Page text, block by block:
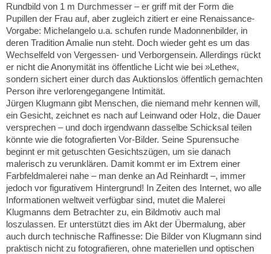
Rundbild von 1 m Durchmesser – er griff mit der Form die
Pupillen der Frau auf, aber zugleich zitiert er eine Renaissance-
Vorgabe: Michelangelo u.a. schufen runde Madonnenbilder, in
deren Tradition Amalie nun steht. Doch wieder geht es um das
Wechselfeld von Vergessen- und Verborgensein. Allerdings rückt
er nicht die Anonymität ins öffentliche Licht wie bei »Lethe«,
sondern sichert einer durch das Auktionslos öffentlich gemachten
Person ihre verlorengegangene Intimität.
Jürgen Klugmann gibt Menschen, die niemand mehr kennen will,
ein Gesicht, zeichnet es nach auf Leinwand oder Holz, die Dauer
versprechen – und doch irgendwann dasselbe Schicksal teilen
könnte wie die fotografierten Vor-Bilder. Seine Spurensuche
beginnt er mit getuschten Gesichtszügen, um sie danach
malerisch zu verunklären. Damit kommt er im Extrem einer
Farbfeldmalerei nahe – man denke an Ad Reinhardt –, immer
jedoch vor figurativem Hintergrund! In Zeiten des Internet, wo alle
Informationen weltweit verfügbar sind, mutet die Malerei
Klugmanns dem Betrachter zu, ein Bildmotiv auch mal
loszulassen. Er unterstützt dies im Akt der Übermalung, aber
auch durch technische Raffinesse: Die Bilder von Klugmann sind
praktisch nicht zu fotografieren, ohne materiellen und optischen